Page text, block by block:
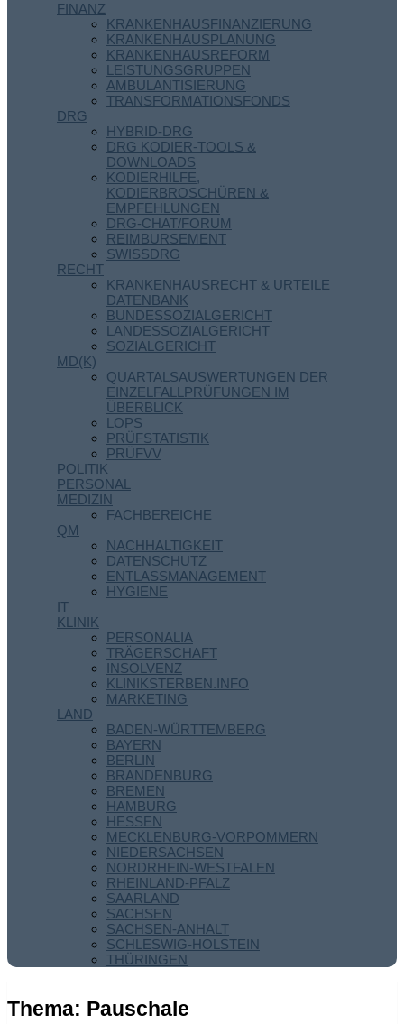
FINANZ
KRANKENHAUSFINANZIERUNG
KRANKENHAUSPLANUNG
KRANKENHAUSREFORM
LEISTUNGSGRUPPEN
AMBULANTISIERUNG
TRANSFORMATIONSFONDS
DRG
HYBRID-DRG
DRG KODIER-TOOLS &
DOWNLOADS
KODIERHILFE,
KODIERBROSCHÜREN &
EMPFEHLUNGEN
DRG-CHAT/FORUM
REIMBURSEMENT
SWISSDRG
RECHT
KRANKENHAUSRECHT & URTEILE
DATENBANK
BUNDESSOZIALGERICHT
LANDESSOZIALGERICHT
SOZIALGERICHT
MD(K)
QUARTALSAUSWERTUNGEN DER
EINZELFALLPRÜFUNGEN IM
ÜBERBLICK
LOPS
PRÜFSTATISTIK
PRÜFVV
POLITIK
PERSONAL
MEDIZIN
FACHBEREICHE
QM
NACHHALTIGKEIT
DATENSCHUTZ
ENTLASSMANAGEMENT
HYGIENE
IT
KLINIK
PERSONALIA
TRÄGERSCHAFT
INSOLVENZ
KLINIKSTERBEN.INFO
MARKETING
LAND
BADEN-WÜRTTEMBERG
BAYERN
BERLIN
BRANDENBURG
BREMEN
HAMBURG
HESSEN
MECKLENBURG-VORPOMMERN
NIEDERSACHSEN
NORDRHEIN-WESTFALEN
RHEINLAND-PFALZ
SAARLAND
SACHSEN
SACHSEN-ANHALT
SCHLESWIG-HOLSTEIN
THÜRINGEN
Thema: Pauschale